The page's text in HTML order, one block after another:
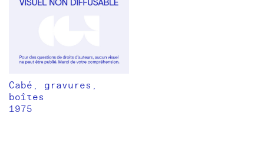
Cabé, gravures,
boîtes
1975